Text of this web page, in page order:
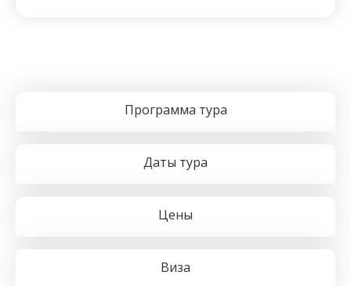
Программа тура
Даты тура
Цены
Виза